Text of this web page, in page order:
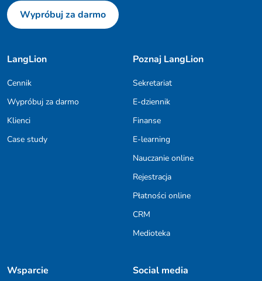
Wypróbuj za darmo
LangLion
Cennik
Wypróbuj za darmo
Klienci
Case study
Poznaj LangLion
Sekretariat
E-dziennik
Finanse
E-learning
Nauczanie online
Rejestracja
Płatności online
CRM
Medioteka
Wsparcie Social media